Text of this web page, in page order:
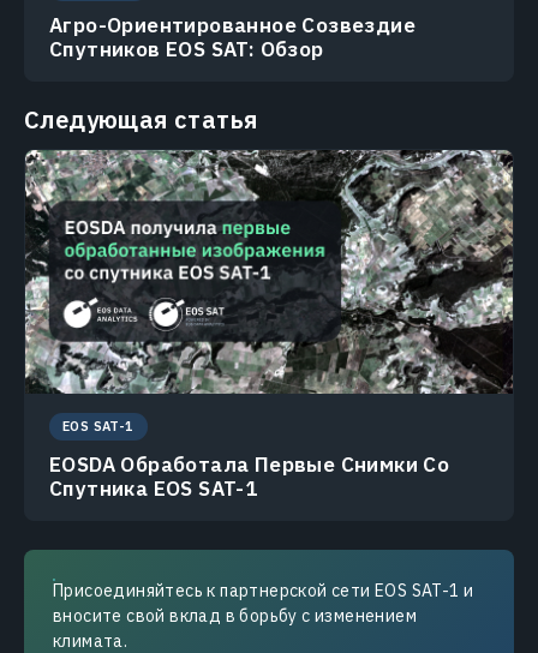
Агро-Ориентированное Созвездие
Спутников EOS SAT: Обзор
Следующая статья
EOS SAT-1
EOSDA Обработала Первые Снимки Со
Спутника EOS SAT-1
Присоединяйтесь к партнерской сети EOS SAT-1 и
вносите свой вклад в борьбу с изменением
климата.